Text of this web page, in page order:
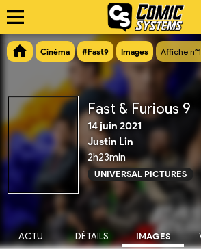
Cinéma #Fast9 Images Affiche
Fast & Furious 9
14 juin 2021
Justin Lin
2h23min
UNIVERSAL PICTURES
ACTU DÉTAILS IMAGES